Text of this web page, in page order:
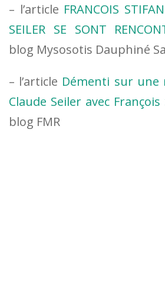
– l’article FRANCOIS
SEILER SE SONT
blog Mysosotis Dauphiné
– l’article Démenti sur une
Claude Seiler avec
blog FMR